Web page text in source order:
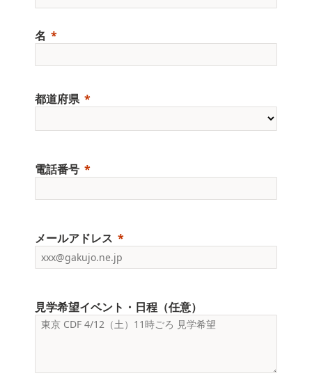
名
都道府県
電話番号
メールアドレス
見学希望イベント・日程（任意）